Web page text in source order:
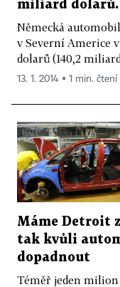
miliard dolarů.
Německá
v Severní Americe
dolarů (140,2
13. 1. 2014 ▪ 1 min. čtení
Máme Detroit
tak kvůli
dopadnout
Téměř jeden milion